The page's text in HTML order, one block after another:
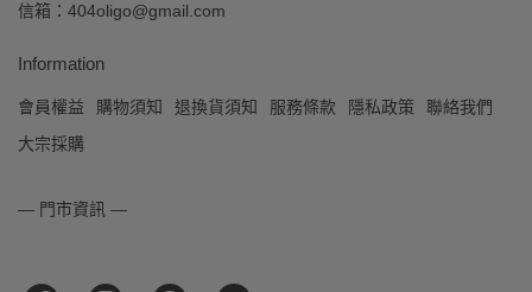
信箱：404oligo@gmail.com
Information
會員權益 購物須知 退換貨須知 服務條款 隱私政策
聯絡我們
大宗採購
— 門市資訊 —